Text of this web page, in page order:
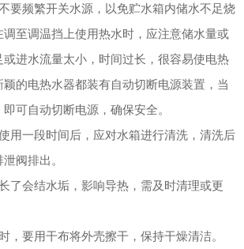
要频繁开关水源，以免贮水箱内储水不足烧
至调温挡上使用热水时，应注意储水量或
进水流量太小，时间过长，很容易使电热
的电热水器都装有自动切断电源装置，当
可自动切断电源，确保安全。
用一段时间后，应对水箱进行清洗，清洗后
阀排出。
了会结水垢，影响导热，需及时清理或更
，要用干布将外壳擦干，保持干燥清洁。